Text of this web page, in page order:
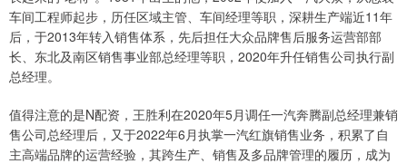
车间工程师起步，历任区域主管、车间经理等职，深耕生产端近11年
后，于2013年转入销售体系，先后担任大众品牌售后服务运营部部
长、东北及南区销售事业部总经理等职，2020年升任销售公司执行副
总经理。
值得注意的是N配资，王胜利在2020年5月调任一汽奔腾副总经理兼销
售公司总经理后，又于2022年6月执掌一汽红旗销售业务，积累了自
主高端品牌的运营经验，其跨生产、销售及多品牌管理的履历，成为